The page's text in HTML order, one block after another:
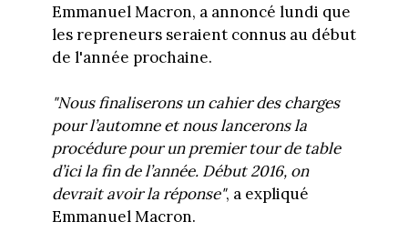
Emmanuel Macron, a annoncé lundi que
les repreneurs seraient connus au début
de l'année prochaine.
"Nous finaliserons un cahier des charges
pour l’automne et nous lancerons la
procédure pour un premier tour de table
d’ici la fin de l’année. Début 2016, on
devrait avoir la réponse", a expliqué
Emmanuel Macron.